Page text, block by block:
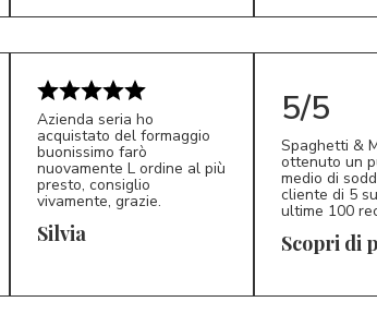
S*
Azienda seria ho
acquistato del formaggio
buonissimo farò
nuovamente L ordine al più
presto, consiglio
vivamente, grazie.
Silvia
5/5
Spaghetti &
ottenuto un
medio di
cliente di 5
ultime 100
Scopri di